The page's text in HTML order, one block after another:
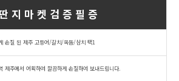
딴 지 마 켓 검 증 필 증
손질 된 제주 고등어/갈치/옥돔/삼치 택1
제주에서 어획하여 깔끔하게 손질하여 보내드립니다.